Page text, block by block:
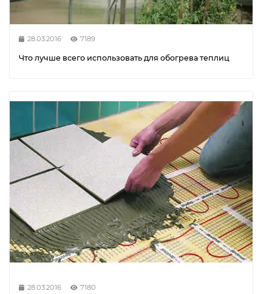
28.03.2016 7189
Что лучше всего использовать для обогрева теплиц
28.03.2016 7180